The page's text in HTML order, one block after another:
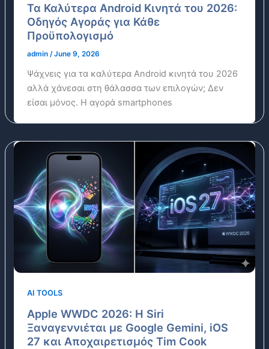
Τα Καλύτερα Android Κινητά του 2026:
Οδηγός Αγοράς για Κάθε
Προϋπολογισμό
admin/June 9, 2026
Ψάχνεις για τα καλύτερα Android κινητά του 2026
αλλά χάνεσαι στη θάλασσα των επιλογών; Δεν
είσαι μόνος. Η αγορά smartphones
AI TOOLS
Apple WWDC 2026: Η Siri
Ξαναγεννιέται με Google Gemini, iOS
27 και Αποχαιρετισμός Tim Cook